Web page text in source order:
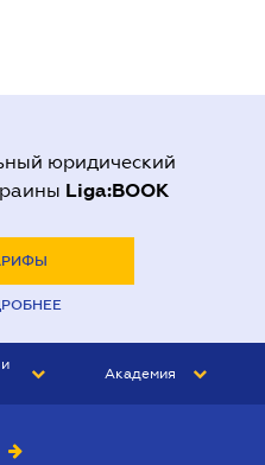
юридический
Liga:BOOK
Академия